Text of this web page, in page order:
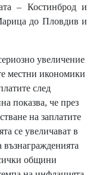
– Костинброд и
до Пловдив и
увеличение
местни икономики
след
показва, че през
на заплатите
се увеличават в
общини